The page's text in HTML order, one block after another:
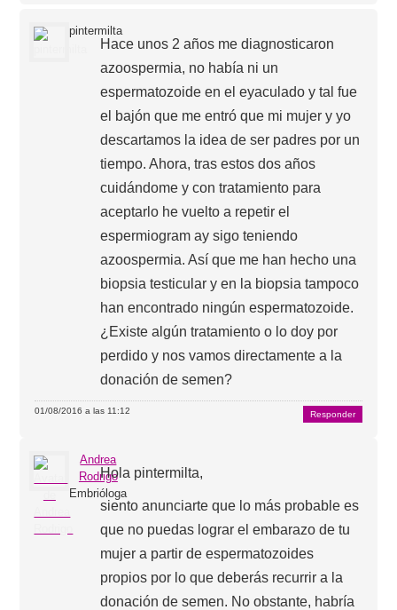
pintermilta
Hace unos 2 años me diagnosticaron
azoospermia, no había ni un
espermatozoide en el eyaculado y tal fue
el bajón que me entró que mi mujer y yo
descartamos la idea de ser padres por un
tiempo. Ahora, tras estos dos años
cuidándome y con tratamiento para
aceptarlo he vuelto a repetir el
espermiogram ay sigo teniendo
azoospermia. Así que me han hecho una
biopsia testicular y en la biopsia tampoco
han encontrado ningún espermatozoide.
¿Existe algún tratamiento o lo doy por
perdido y nos vamos directamente a la
donación de semen?
01/08/2016 a las 11:12 Responder
Andrea
Rodrigo
Embrióloga
Hola pintermilta,
siento anunciarte que lo más probable es
que no puedas lograr el embarazo de tu
mujer a partir de espermatozoides
propios por lo que deberás recurrir a la
donación de semen. No obstante, habría